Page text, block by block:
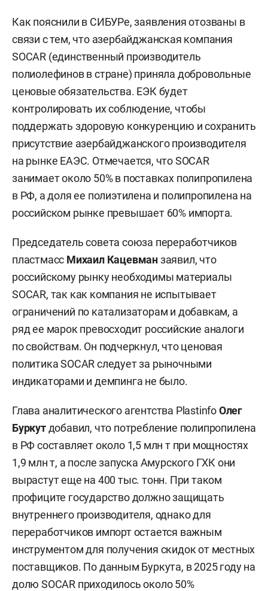
Как пояснили в СИБУРе, заявления отозваны в
связи с тем, что азербайджанская компания
SOCAR (единственный производитель
полиолефинов в стране) приняла добровольные
ценовые обязательства. ЕЭК будет
контролировать их соблюдение, чтобы
поддержать здоровую конкуренцию и сохранить
присутствие азербайджанского производителя
на рынке ЕАЭС. Отмечается, что SOCAR
занимает около 50% в поставках полипропилена
в РФ, а доля ее полиэтилена и полипропилена на
российском рынке превышает 60% импорта.
Председатель совета союза переработчиков
пластмасс Михаил Кацевманзаявил, что
российскому рынку необходимы материалы
SOCAR, так как компания не испытывает
ограничений по катализаторам и добавкам, а
ряд ее марок превосходит российские аналоги
по свойствам. Он подчеркнул, что ценовая
политика SOCAR следует за рыночными
индикаторами и демпинга не было.
Глава аналитического агентства PlastinfoОлег
Буркутдобавил, что потребление полипропилена
в РФ составляет около 1,5 млн т при мощностях
1,9 млн т, а после запуска Амурского ГХК они
вырастут еще на 400 тыс. тонн. При таком
профиците государство должно защищать
внутреннего производителя, однако для
переработчиков импорт остается важным
инструментом для получения скидок от местных
поставщиков. По данным Буркута, в 2025 году на
долю SOCAR приходилось около 50%